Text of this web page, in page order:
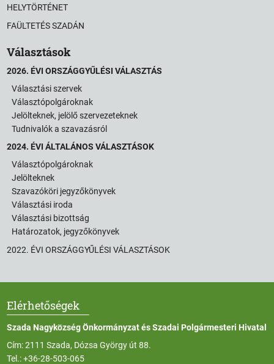
HELYTÖRTÉNET
FAÜLTETÉS SZADÁN
Választások
2026. ÉVI ORSZÁGGYŰLÉSI VÁLASZTÁS
Választási szervek
Választópolgároknak
Jelölteknek, jelölő szervezeteknek
Tudnivalók a szavazásról
2024. ÉVI ÁLTALÁNOS VÁLASZTÁSOK
Választópolgároknak
Jelölteknek
Szavazóköri jegyzőkönyvek
Választási iroda
Választási bizottság
Határozatok, jegyzőkönyvek
2022. ÉVI ORSZÁGGYŰLÉSI VÁLASZTÁSOK
Elérhetőségek
Szada Nagyközség Önkormányzat és Szadai Polgármesteri Hivatal
Cím: 2111 Szada, Dózsa György út 88.
Tel.:+36-28-503-065